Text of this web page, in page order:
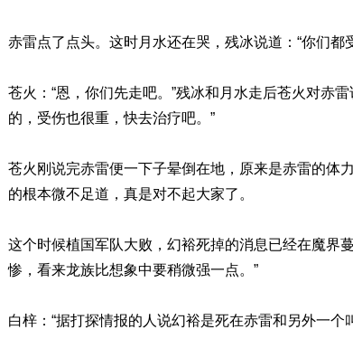
赤雷点了点头。这时月水还在哭，残冰说道：“你们
苍火：“恩，你们先走吧。”残冰和月水走后苍火对赤
的，受伤也很重，快去治疗吧。”
苍火刚说完赤雷便一下子晕倒在地，原来是赤雷的体
的根本微不足道，真是对不起大家了。
这个时候植国军队大败，幻裕死掉的消息已经在魔界
惨，看来龙族比想象中要稍微强一点。”
白梓：“据打探情报的人说幻裕是死在赤雷和另外一个